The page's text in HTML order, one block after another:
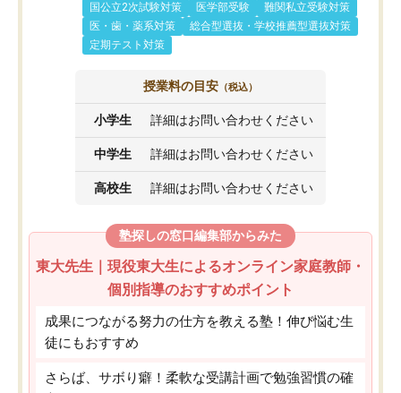
国公立2次試験対策
医学部受験
難関私立受験対策
医・歯・薬系対策
総合型選抜・学校推薦型選抜対策
定期テスト対策
授業料の目安 （税込）
小学生 詳細はお問い合わせください
中学生 詳細はお問い合わせください
高校生 詳細はお問い合わせください
塾探しの窓口編集部からみた
東大先生｜現役東大生によるオンライン家庭教師・
個別指導のおすすめポイント
成果につながる努力の仕方を教える塾！伸び悩む生
徒にもおすすめ
さらば、サボり癖！柔軟な受講計画で勉強習慣の確